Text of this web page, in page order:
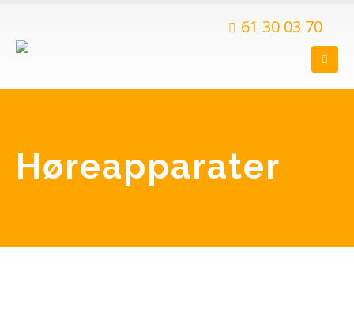
61 30 03 70
Høreapparater